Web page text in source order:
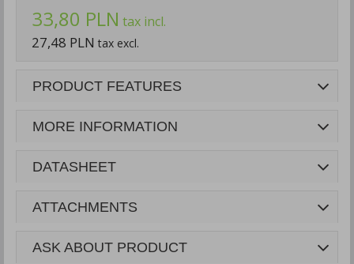
33,80 PLN tax incl.
27,48 PLN tax excl.
PRODUCT FEATURES
MORE INFORMATION
DATASHEET
ATTACHMENTS
ASK ABOUT PRODUCT